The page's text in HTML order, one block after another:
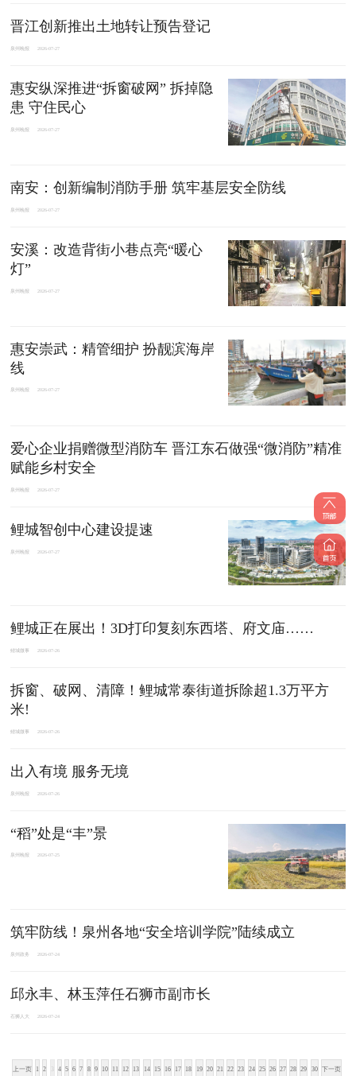
晋江创新推出土地转让预告登记
泉州晚报 2026-07-27
惠安纵深推进“拆窗破网” 拆掉隐
患 守住民心
泉州晚报 2026-07-27
南安：创新编制消防手册 筑牢基层安全防线
泉州晚报 2026-07-27
安溪：改造背街小巷点亮“暖心
灯”
泉州晚报 2026-07-27
惠安崇武：精管细护 扮靓滨海岸
线
泉州晚报 2026-07-27
爱心企业捐赠微型消防车 晋江东石做强“微消防”精准
赋能乡村安全
泉州晚报 2026-07-27
鲤城智创中心建设提速
泉州晚报 2026-07-27
鲤城正在展出！3D打印复刻东西塔、府文庙……
鲤城微事 2026-07-26
拆窗、破网、清障！鲤城常泰街道拆除超1.3万平方
米!
鲤城微事 2026-07-26
出入有境 服务无境
泉州晚报 2026-07-26
“稻”处是“丰”景
泉州晚报 2026-07-25
筑牢防线！泉州各地“安全培训学院”陆续成立
泉州政务 2026-07-24
邱永丰、林玉萍任石狮市副市长
石狮人大 2026-07-24
上一页 1 2 4 5 6 7 8 9 10 11 12 13 14 15 16 17 18 19 20 21 22 23 24 25 26 27 28 29 30 下一页